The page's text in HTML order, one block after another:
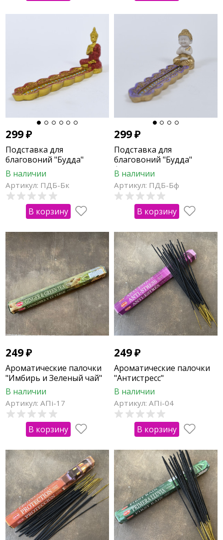
299₽
Подставка для
благовоний "Будда"
красная
В наличии
Артикул: ПДБ-Бк
В корзину
299₽
Подставка для
благовоний "Будда"
фиолетовая
В наличии
Артикул: ПДБ-Бф
В корзину
249₽
Ароматические палочки
"Имбирь и Зеленый чай"
В наличии
Артикул: АПi-17
В корзину
249₽
Ароматические палочки
"Антистресс"
В наличии
Артикул: АПi-04
В корзину